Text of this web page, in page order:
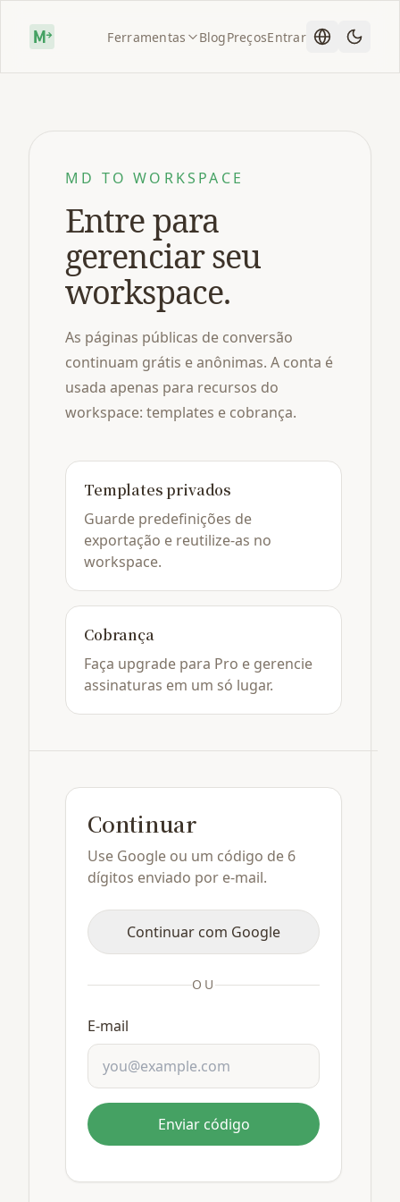
Ferramentas BlogPreçosEntrar
MD TO WORKSPACE
Entre para
gerenciar seu
workspace.
As páginas públicas de conversão
continuam grátis e anônimas. A conta é
usada apenas para recursos do
workspace: templates e cobrança.
Templates privados
Guarde predefinições de
exportação e reutilize-as no
workspace.
Cobrança
Faça upgrade para Pro e gerencie
assinaturas em um só lugar.
Continuar
Use Google ou um código de 6
dígitos enviado por e-mail.
Continuar com Google
OU
E-mail
Enviar código